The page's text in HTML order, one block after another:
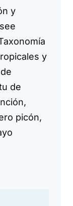
y
y
de
picón,